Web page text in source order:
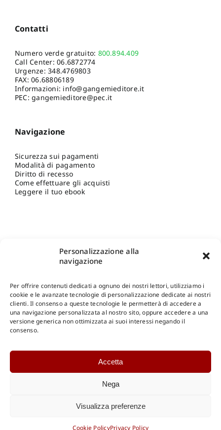
Personalizzazione alla
navigazione
Per offrire contenuti dedicati a ognuno dei nostri lettori, utilizziamo i
cookie e le avanzate tecnologie di personalizzazione dedicate ai nostri
clienti. Il consenso a queste tecnologie le permetterà di accedere a
una navigazione personalizzata al nostro sito, oppure accedere a una
versione generica non ottimizzata ai suoi interessi negando il
consenso.
Accetta
Nega
Visualizza preferenze
Cookie PolicyPrivacy Policy
Contatti
Numero verde gratuito: 800.894.409
Call Center:06.6872774
Urgenze:348.4769803
FAX: 06.68806189
Informazioni: info@gangemieditore.it
PEC: gangemieditore@pec.it
Navigazione
Sicurezza sui pagamenti
Modalità di pagamento
Diritto di recesso
Come effettuare gli acquisti
Leggere il tuo ebook
Shop Gangemi Editore-Pagamenti Sicuri e anche Rateali
Catalogo Online
Catalogo Internazionale
DOWNLOAD
Catalogo Internazionale